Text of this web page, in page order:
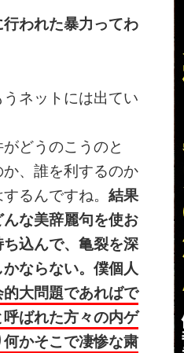
われた暴力ってわ
ネットには出てい
どうのこうのと
、誰を利するのか
るんですね。結果
な美辞麗句を使お
込んで、亀裂を深
ならない。僕個人
大問題であればで
ばれた方々の内ゲ
かそこで凄惨な粛